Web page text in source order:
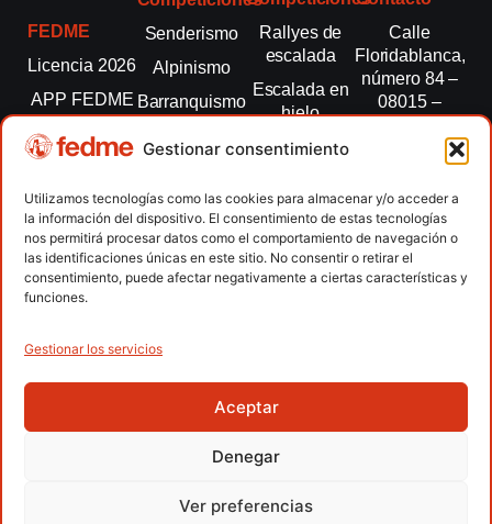
Gestionar consentimiento
Utilizamos tecnologías como las cookies para almacenar y/o acceder a
la información del dispositivo. El consentimiento de estas tecnologías
nos permitirá procesar datos como el comportamiento de navegación o
las identificaciones únicas en este sitio. No consentir o retirar el
consentimiento, puede afectar negativamente a ciertas características y
funciones.
Gestionar los servicios
Aceptar
Denegar
Ver preferencias
FEDME
Licencia 2026
APP FEDME
Transparencia
autonómicas
Clubes
Contacto
Senderismo
Alpinismo
Barranquismo
montaña
Escalada
Escalada
paralimpica
Rallyes de
escalada
Escalada en
hielo
Esquí de
Marcha
Nórdica
Raquetas de
nieve
Calle
Floridablanca,
número 84 –
08015 –
fedme@fedme.es
934 264 267
Copyright © 2026 Federación Española de Deportes de
Montaña y Escalada | Desarrollado porTOOOLS
Política de Privacidad APPAccesibilidad